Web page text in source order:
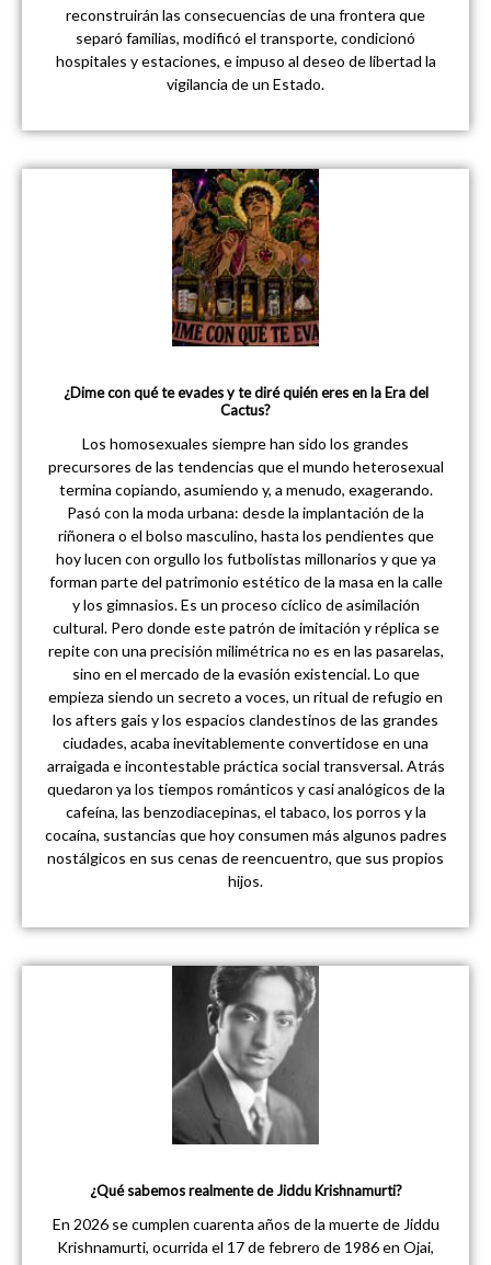
reconstruirán las consecuencias de una frontera que
separó familias, modificó el transporte, condicionó
hospitales y estaciones, e impuso al deseo de libertad la
vigilancia de un Estado.
¿Dime con qué te evades y te diré quién eres en la Era del
Cactus?
Los homosexuales siempre han sido los grandes
precursores de las tendencias que el mundo heterosexual
termina copiando, asumiendo y, a menudo, exagerando.
Pasó con la moda urbana: desde la implantación de la
riñonera o el bolso masculino, hasta los pendientes que
hoy lucen con orgullo los futbolistas millonarios y que ya
forman parte del patrimonio estético de la masa en la calle
y los gimnasios. Es un proceso cíclico de asimilación
cultural. Pero donde este patrón de imitación y réplica se
repite con una precisión milimétrica no es en las pasarelas,
sino en el mercado de la evasión existencial. Lo que
empieza siendo un secreto a voces, un ritual de refugio en
los afters gais y los espacios clandestinos de las grandes
ciudades, acaba inevitablemente convertidose en una
arraigada e incontestable práctica social transversal. Atrás
quedaron ya los tiempos románticos y casi analógicos de la
cafeína, las benzodiacepinas, el tabaco, los porros y la
cocaína, sustancias que hoy consumen más algunos padres
nostálgicos en sus cenas de reencuentro, que sus propios
hijos.
¿Qué sabemos realmente de Jiddu Krishnamurti?
En 2026 se cumplen cuarenta años de la muerte de Jiddu
Krishnamurti, ocurrida el 17 de febrero de 1986 en Ojai,